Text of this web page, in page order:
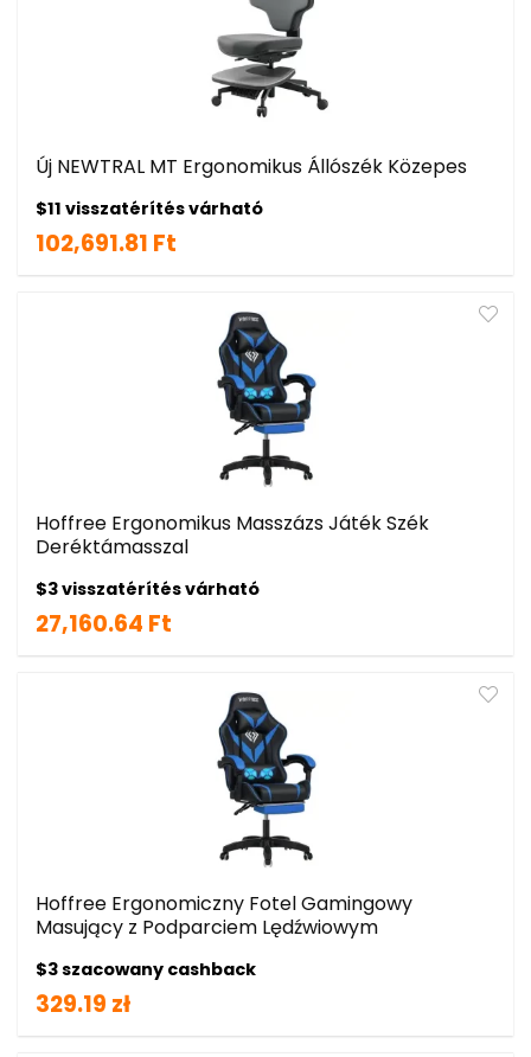
Új NEWTRAL MT Ergonomikus Állószék Közepes
$11 visszatérítés várható
102,691.81 Ft
Hoffree Ergonomikus Masszázs Játék Szék
Deréktámasszal
$3 visszatérítés várható
27,160.64 Ft
Hoffree Ergonomiczny Fotel Gamingowy
Masujący z Podparciem Lędźwiowym
$3 szacowany cashback
329.19 zł